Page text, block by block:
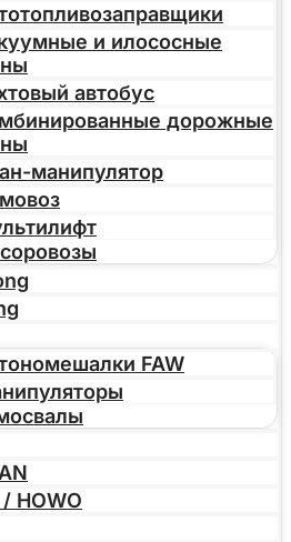
и илососные
автобус
дорожные
манипулятор
FAW
HOWO